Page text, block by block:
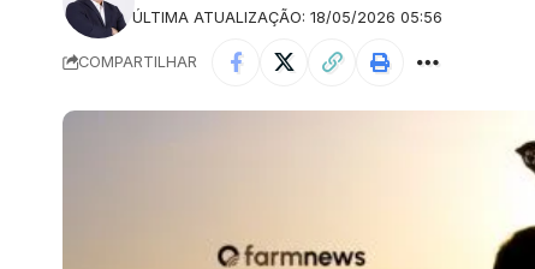
ÚLTIMA ATUALIZAÇÃO: 18/05/2026 05:56
COMPARTILHAR